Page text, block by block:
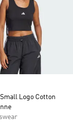
Logo Cotton